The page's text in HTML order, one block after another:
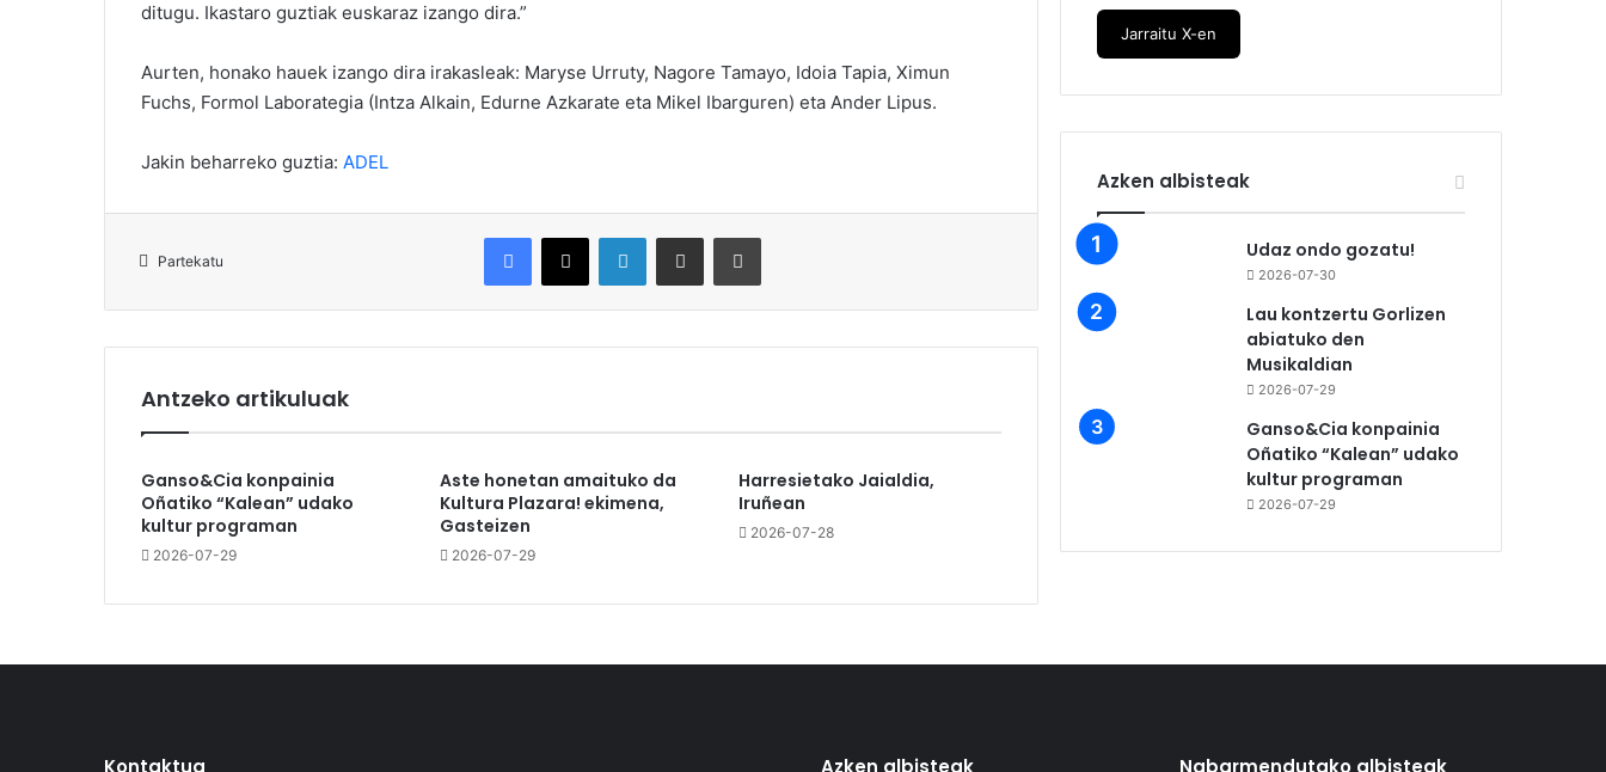
ditugu. Ikastaro guztiak euskaraz izango dira.”
Aurten, honako hauek izango dira irakasleak: Maryse Urruty, Nagore Tamayo, Idoia Tapia, Ximun
Fuchs, Formol Laborategia (Intza Alkain, Edurne Azkarate eta Mikel Ibarguren) eta Ander Lipus.
Jakin beharreko guztia: ADEL
Partekatu
Antzeko artikuluak
Ganso&Cia konpainia
Oñatiko “Kalean” udako
kultur programan
2026-07-29
Aste honetan amaituko da
Kultura Plazara! ekimena,
Gasteizen
2026-07-29
Harresietako Jaialdia,
Iruñean
2026-07-28
Jarraitu X-en
Azken albisteak
Udaz ondo gozatu!
2026-07-30
Lau kontzertu Gorlizen
abiatuko den
Musikaldian
2026-07-29
Ganso&Cia konpainia
Oñatiko “Kalean” udako
kultur programan
2026-07-29
Kontaktua Azken albisteak Nabarmendutako albisteak